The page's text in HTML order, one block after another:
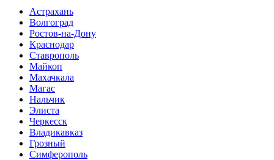
Астрахань
Волгоград
Ростов-на-Дону
Краснодар
Ставрополь
Майкоп
Махачкала
Магас
Нальчик
Элиста
Черкесск
Владикавказ
Грозный
Симферополь